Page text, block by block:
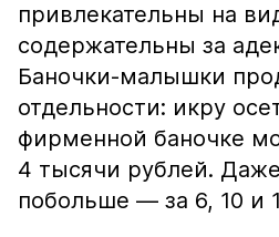
привлекательны на
содержательны за
Баночки-малышки
отдельности: икру
фирменной баночке
4 тысячи рублей.
побольше — за 6, 10 и